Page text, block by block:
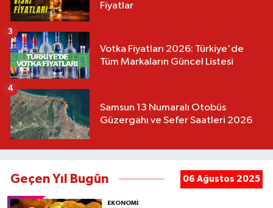
Fiyatlar
Votka Fiyatları 2026: Türkiye'de
Tüm Markaların Güncel Listesi
3
Samsun 13 Numaralı Otobüs
Güzergahı ve Sefer Saatleri 2026
4
Geçen Yıl Bugün 06 Ağustos 2025
EKONOMİ